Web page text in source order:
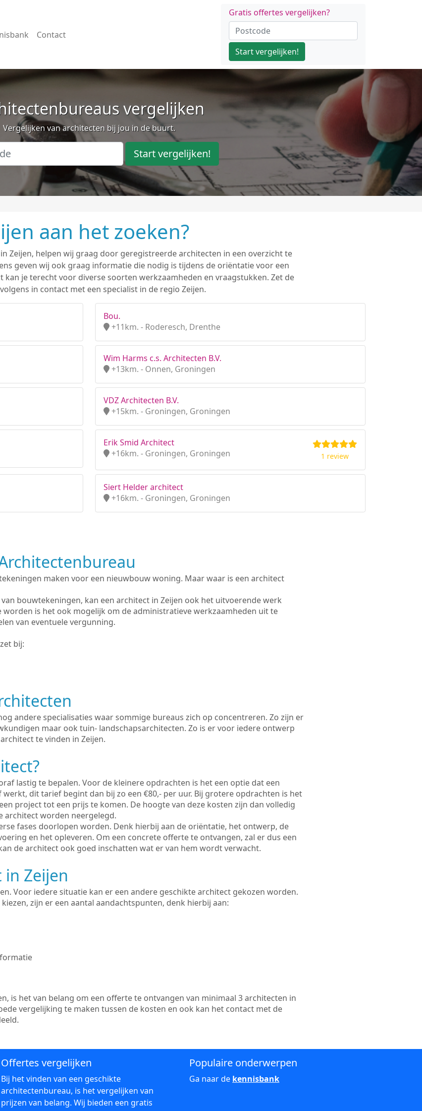
Contact
Gratis offertes vergelijken?
Start vergelijken!
vergelijken
Vergelijken van architecten bij jou in de buurt.
Start vergelijken!
aan het zoeken?
Zeijen, helpen wij graag door geregistreerde architecten in een overzicht te
geven wij ook graag informatie die nodig is tijdens de oriëntatie voor een
kan je terecht voor diverse soorten werkzaamheden en vraagstukken. Zet de
in contact met een specialist in de regio Zeijen.
Bou.
+11km. - Roderesch, Drenthe
Wim Harms c.s. Architecten B.V.
+13km. - Onnen, Groningen
VDZ Architecten B.V.
+15km. - Groningen, Groningen
Erik Smid Architect
+16km. - Groningen, Groningen
1 review
Siert Helder architect
+16km. - Groningen, Groningen
maken voor een nieuwbouw woning. Maar waar is een architect
bouwtekeningen, kan een architect in Zeijen ook het uitvoerende werk
is het ook mogelijk om de administratieve werkzaamheden uit te
van eventuele vergunning.
bij:
andere specialisaties waar sommige bureaus zich op concentreren. Zo zijn er
maar ook tuin- landschapsarchitecten. Zo is er voor iedere ontwerp
te vinden in Zeijen.
lastig te bepalen. Voor de kleinere opdrachten is het een optie dat een
dit tarief begint dan bij zo een €80,- per uur. Bij grotere opdrachten is het
project tot een prijs te komen. De hoogte van deze kosten zijn dan volledig
architect worden neergelegd.
fases doorlopen worden. Denk hierbij aan de oriëntatie, het ontwerp, de
en het opleveren. Om een concrete offerte te ontvangen, zal er dus een
de architect ook goed inschatten wat er van hem wordt verwacht.
in Zeijen
Voor iedere situatie kan er een andere geschikte architect gekozen worden.
zijn er een aantal aandachtspunten, denk hierbij aan:
is het van belang om een offerte te ontvangen van minimaal 3 architecten in
vergelijking te maken tussen de kosten en ook kan het contact met de
Offertes vergelijken
Bij het vinden van een geschikte
architectenbureau, is het vergelijken van
prijzen van belang. Wij bieden een gratis
Populaire onderwerpen
Ga naar de kennisbank